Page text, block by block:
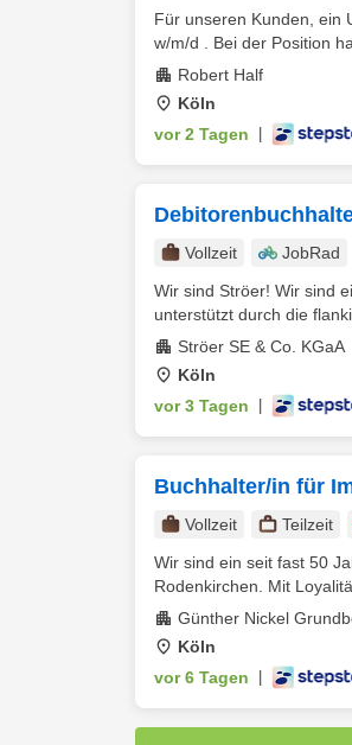
Für unseren Kunden, ein
w/m/d . Bei der Position
Robert Half
Köln
vor 2 Tagen
Vollzeit JobRad
Wir sind Ströer! Wir sind
unterstützt durch die
Ströer SE & Co. KGaA
Köln
vor 3 Tagen
Buchhalter/in für
Vollzeit Teilzeit
Wir sind ein seit fast 50
Rodenkirchen. Mit
Günther Nickel
Köln
vor 6 Tagen